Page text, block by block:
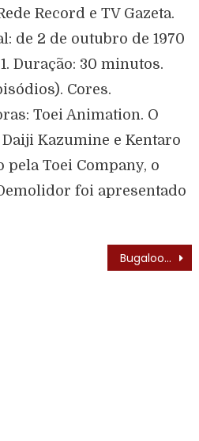
Record e TV Gazeta.
de 2 de outubro de 1970
Duração: 30 minutos.
Cores.
Toei Animation. O
Kazumine e Kentaro
Toei Company, o
foi apresentado
Bugaloos (Bugaloos – 1970) – Trilha Sonora